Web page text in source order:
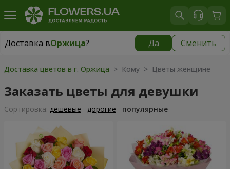
Доставка вОржица? Да Сменить
Доставка вОржица|
Доставка цветов в г. Оржица > Кому > Цветы женщине
Заказать цветы для девушки
Cортировка: дешевые дорогие популярные